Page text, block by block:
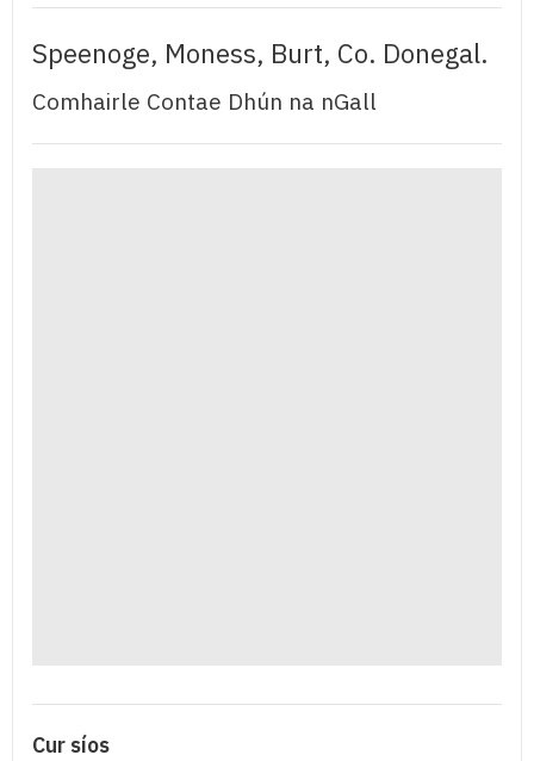
Speenoge, Moness, Burt, Co. Donegal.
Comhairle Contae Dhún na nGall
Cur síos